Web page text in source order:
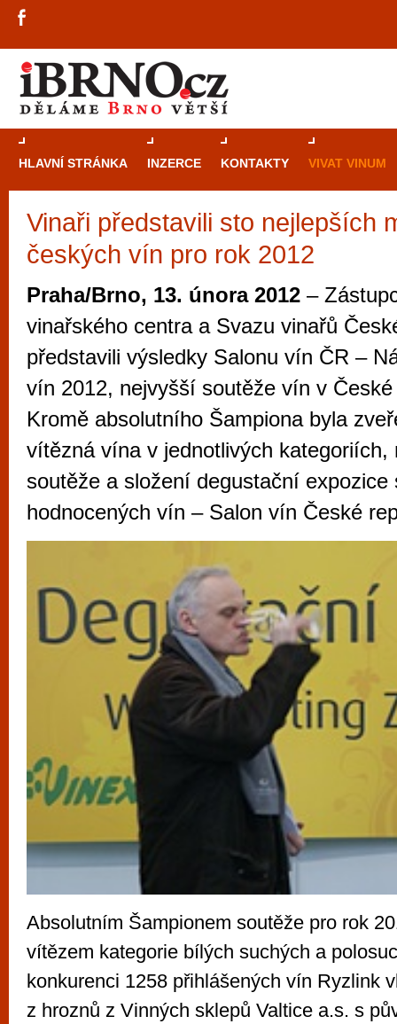
HLAVNÍ STRÁNKA INZERCE KONTAKTY VIVAT VINUM
Vinaři představili sto nejlepších
českých vín pro rok 2012
Praha/Brno, 13. února 2012 –
vinařského centra a Svazu vinařů
představili výsledky Salonu vín ČR –
vín 2012, nejvyšší soutěže vín v
Kromě absolutního Šampiona byla
vítězná vína v jednotlivých kategoriích,
soutěže a složení degustační expozice
hodnocených vín – Salon vín České
Absolutním Šampionem soutěže pro rok
vítězem kategorie bílých suchých a
konkurenci 1258 přihlášených vín Ryzlink
z hroznů z Vinných sklepů Valtice a.s. s
Průvodce
Brně: Od
Brno je
zajímavé
restaurace,
Mimo jiné je ale také místem, kde si
vyzkoušet různé kasinové hry. V
metropoli naleznete širokou nabídku her
po moderní automaty jak pro pravidelné
příležitostné hráče. V...